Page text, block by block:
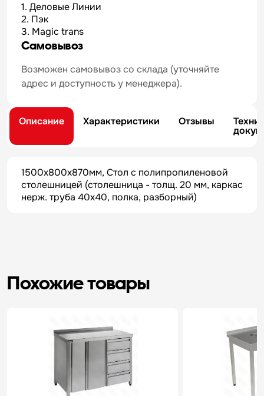
1. Деловые Линии
2. Пэк
3. Magic trans
Самовывоз
Возможен самовывоз со склада (уточняйте
адрес и доступность у менеджера).
Описание Характеристики Отзывы
1500х800х870мм, Стол с полипропиленовой
столешницей (столешница - толщ. 20 мм, каркас
нерж. труба 40х40, полка, разборный)
Похожие товары